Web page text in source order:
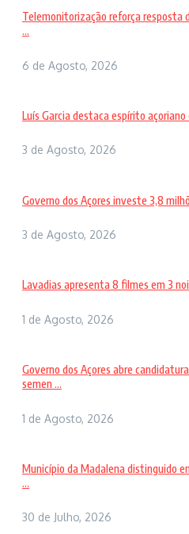
Telemonitorização reforça resposta
...
6 de Agosto, 2026
Luís Garcia destaca espírito
3 de Agosto, 2026
Governo dos Açores investe 3,8
3 de Agosto, 2026
Lavadias apresenta 8 filmes em 3
1 de Agosto, 2026
Governo dos Açores abre
semen ...
1 de Agosto, 2026
Município da Madalena distinguido
...
30 de Julho, 2026